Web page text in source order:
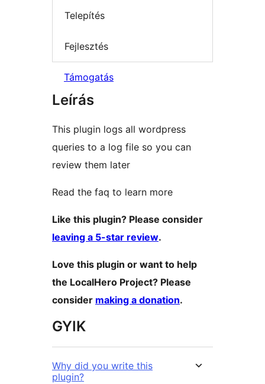
Telepítés
Fejlesztés
Támogatás
Leírás
This plugin logs all wordpress
queries to a log file so you can
review them later
Read the faq to learn more
Like this plugin? Please consider
leaving a 5-star review.
Love this plugin or want to help
the LocalHero Project? Please
consider making a donation.
GYIK
Why did you write this
plugin?